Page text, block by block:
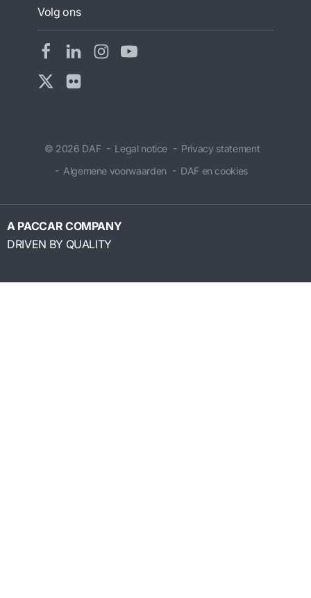
Volg ons
© 2026 DAF Legal notice
Privacy statement
Algemene voorwaarden
DAF en cookies
A PACCAR COMPANY
DRIVEN BY QUALITY